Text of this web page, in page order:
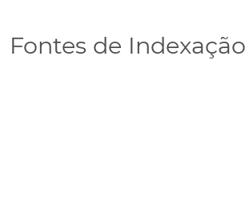
Fontes de Indexação